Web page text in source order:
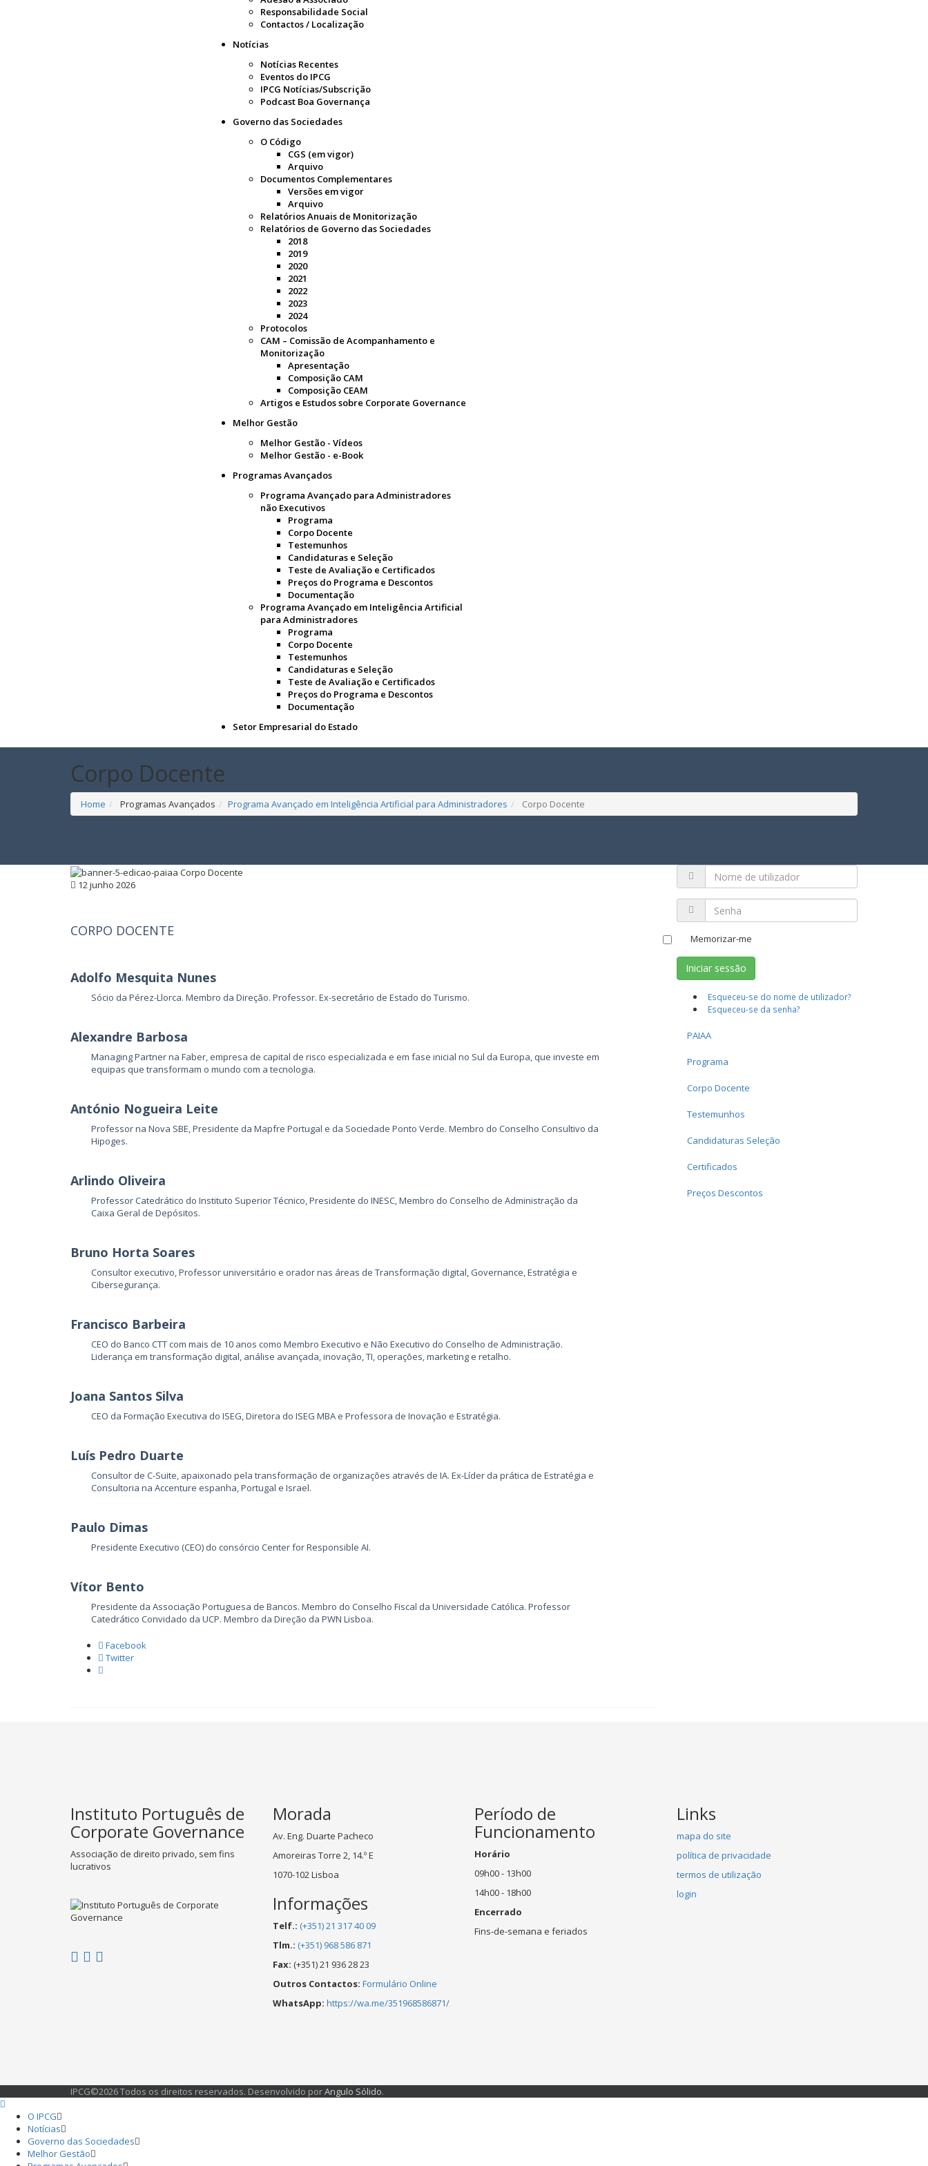
Responsabilidade Social
Contactos / Localização
Notícias
Notícias Recentes
Eventos do IPCG
IPCG Notícias/Subscrição
Podcast Boa Governança
Governo das Sociedades
O Código
CGS (em vigor)
Arquivo
Documentos Complementares
Versões em vigor
Arquivo
Relatórios Anuais de Monitorização
Relatórios de Governo das Sociedades
2018
2019
2020
2021
2022
2023
2024
Protocolos
CAM – Comissão de Acompanhamento e
Monitorização
Apresentação
Composição CAM
Composição CEAM
Artigos e Estudos sobre Corporate Governance
Melhor Gestão
Melhor Gestão - Vídeos
Melhor Gestão - e-Book
Programas Avançados
Programa Avançado para Administradores
não Executivos
Programa
Corpo Docente
Testemunhos
Candidaturas e Seleção
Teste de Avaliação e Certificados
Preços do Programa e Descontos
Documentação
Programa Avançado em Inteligência Artificial
para Administradores
Programa
Corpo Docente
Testemunhos
Candidaturas e Seleção
Teste de Avaliação e Certificados
Preços do Programa e Descontos
Documentação
Setor Empresarial do Estado
Corpo Docente
Home Programas Avançados Programa Avançado em Inteligência Artificial para Administradores Corpo Docente
12 junho 2026
CORPO DOCENTE
Adolfo Mesquita Nunes
Sócio da Pérez-Llorca. Membro da Direção. Professor. Ex-secretário de Estado do Turismo.
Alexandre Barbosa
Managing Partner na Faber, empresa de capital de risco especializada e em fase inicial no Sul da Europa, que investe em
equipas que transformam o mundo com a tecnologia.
António Nogueira Leite
Professor na Nova SBE, Presidente da Mapfre Portugal e da Sociedade Ponto Verde. Membro do Conselho Consultivo da
Hipoges.
Arlindo Oliveira
Professor Catedrático do Instituto Superior Técnico, Presidente do INESC, Membro do Conselho de Administração da
Caixa Geral de Depósitos.
Bruno Horta Soares
Consultor executivo, Professor universitário e orador nas áreas de Transformação digital, Governance, Estratégia e
Cibersegurança.
Francisco Barbeira
CEO do Banco CTT com mais de 10 anos como Membro Executivo e Não Executivo do Conselho de Administração.
Liderança em transformação digital, análise avançada, inovação, TI, operações, marketing e retalho.
Joana Santos Silva
CEO da Formação Executiva do ISEG, Diretora do ISEG MBA e Professora de Inovação e Estratégia.
Luís Pedro Duarte
Consultor de C-Suite, apaixonado pela transformação de organizações através de IA. Ex-Líder da prática de Estratégia e
Consultoria na Accenture espanha, Portugal e Israel.
Paulo Dimas
Presidente Executivo (CEO) do consórcio Center for Responsible AI.
Vítor Bento
Presidente da Associação Portuguesa de Bancos. Membro do Conselho Fiscal da Universidade Católica. Professor
Catedrático Convidado da UCP. Membro da Direção da PWN Lisboa.
Facebook
Twitter
Memorizar-me
Iniciar sessão
Esqueceu-se do nome de utilizador?
Esqueceu-se da senha?
PAIAA
Programa
Corpo Docente
Testemunhos
Candidaturas Seleção
Certificados
Preços Descontos
Instituto Português de
Corporate Governance
Associação de direito privado, sem fins
lucrativos
Morada
Av. Eng. Duarte Pacheco
Amoreiras Torre 2, 14.º E
1070-102 Lisboa
Informações
Telf.: (+351) 21 317 40 09
Tlm.: (+351) 968 586 871
Fax: (+351) 21 936 28 23
Outros Contactos: Formulário Online
WhatsApp: https://wa.me/351968586871/
Período de
Funcionamento
Horário
09h00 - 13h00
14h00 - 18h00
Encerrado
Fins-de-semana e feriados
Links
mapa do site
política de privacidade
termos de utilização
login
IPCG©2026 Todos os direitos reservados. Desenvolvido porAngulo Sólido.
O IPCG
Notícias
Governo das Sociedades
Melhor Gestão